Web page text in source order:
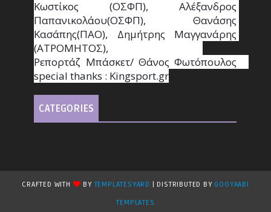
Κωστίκος (ΟΣΦΠ), Αλέξανδρος
Παπανικολάου(ΟΣΦΠ), Θανάσης
Κασάπης(ΠΑΟ), Δημήτρης Μαγγανάρης
(ΑΤΡΟΜΗΤΟΣ),
Ρεπορτάζ Μπάσκετ/ Θάνος Φωτόπουλος
special thanks : Κingsport.gr
CATEGORIES
CRAFTED WITH BYTEMPLATESYARD | DISTRIBUTED BY GOOYAABI
TEMPLATES